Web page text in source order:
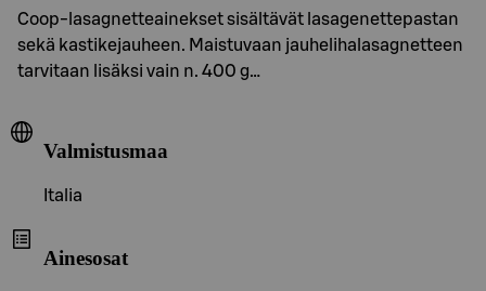
Coop-lasagnetteainekset sisältävät lasagenettepastan
sekä kastikejauheen. Maistuvaan jauhelihalasagnetteen
tarvitaan lisäksi vain n. 400 g…
Valmistusmaa
Italia
Ainesosat